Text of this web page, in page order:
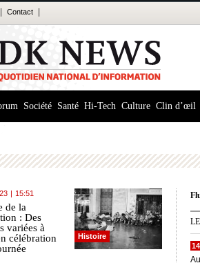
Contact
Société Santé Hi-Tech Culture Clin d’œil
Histoire
| 15:51
de la
: Des
variées à
célébration